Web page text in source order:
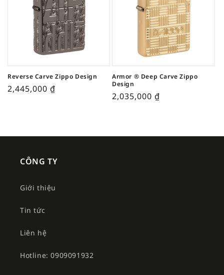
Reverse Carve Zippo Design
2,445,000 ₫
Armor ® Deep Carve Zippo
Design
2,035,000 ₫
CÔNG TY
Giới thiệu
Tin tức
Liên hệ
Hotline: 0909091932